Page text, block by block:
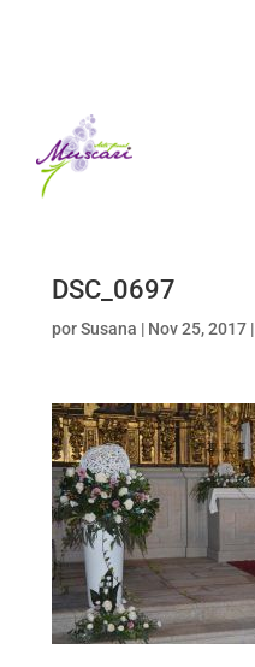
DSC_0697
porSusana | Nov 25, 2017|